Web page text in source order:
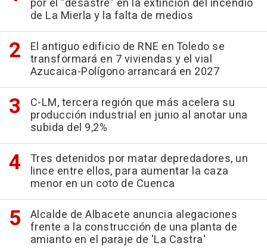
por el "desastre" en la extinción del incendio
de La Mierla y la falta de medios
El antiguo edificio de RNE en Toledo se
transformará en 7 viviendas y el vial
Azucaica-Polígono arrancará en 2027
C-LM, tercera región que más acelera su
producción industrial en junio al anotar una
subida del 9,2%
Tres detenidos por matar depredadores, un
lince entre ellos, para aumentar la caza
menor en un coto de Cuenca
Alcalde de Albacete anuncia alegaciones
frente a la construcción de una planta de
amianto en el paraje de 'La Castra'